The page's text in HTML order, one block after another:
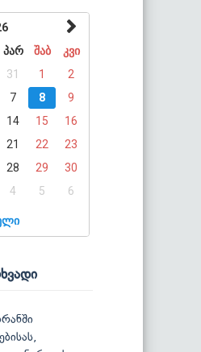
პარ შაბ
კვი
31 1
2
7 8
9
14 15
16
21 22
23
28 29
30
4 5 6